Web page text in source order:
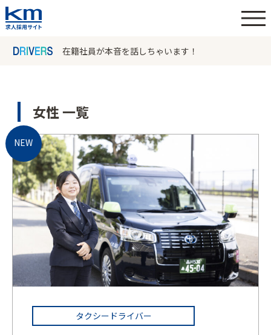
在籍社員が本音を話しちゃいます！
女性 一覧
タクシードライバー